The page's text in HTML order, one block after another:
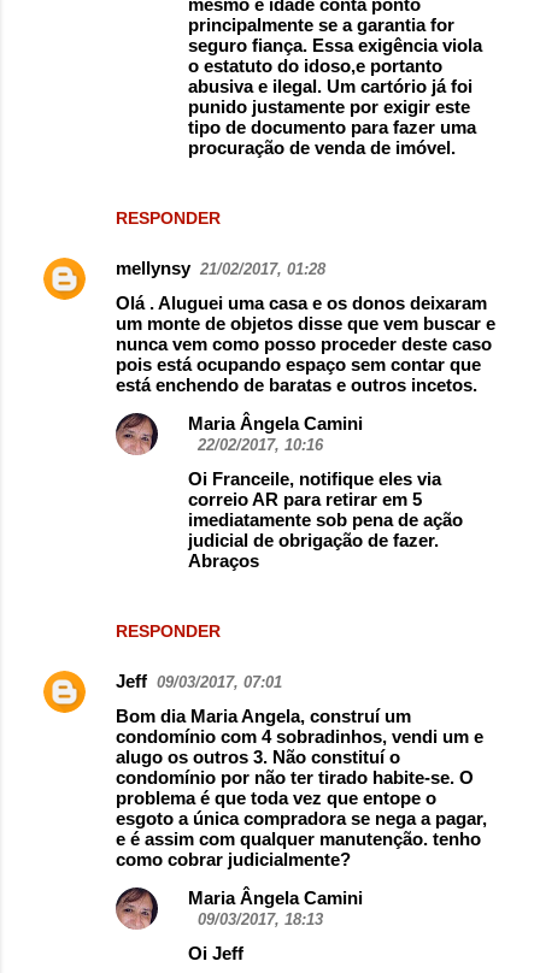
RESPONDER
mesmo e idade conta ponto
principalmente se a garantia for
seguro fiança. Essa exigência viola
o estatuto do idoso,e portanto
abusiva e ilegal. Um cartório já foi
punido justamente por exigir este
tipo de documento para fazer uma
procuração de venda de imóvel.
mellynsy 21/02/2017, 01:28
Olá . Aluguei uma casa e os donos deixaram
um monte de objetos disse que vem buscar e
nunca vem como posso proceder deste caso
pois está ocupando espaço sem contar que
está enchendo de baratas e outros incetos.
RESPONDER
Maria Ângela Camini
22/02/2017, 10:16
Oi Franceile, notifique eles via
correio AR para retirar em 5
imediatamente sob pena de ação
judicial de obrigação de fazer.
Abraços
Jeff 09/03/2017, 07:01
Bom dia Maria Angela, construí um
condomínio com 4 sobradinhos, vendi um e
alugo os outros 3. Não constituí o
condomínio por não ter tirado habite-se. O
problema é que toda vez que entope o
esgoto a única compradora se nega a pagar,
e é assim com qualquer manutenção. tenho
como cobrar judicialmente?
Maria Ângela Camini
09/03/2017, 18:13
Oi Jeff